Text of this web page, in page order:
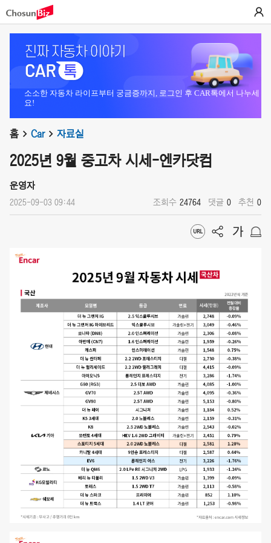
소소한 자동차 라이프부터 궁금증까지, 로그인 후 CAR톡에서 나누세
요!
홈 Car 자료실
2025년 9월 중고차 시세-엔카닷컴
운영자
2025-09-03 09:44 조회수 24764 댓글 0 추천 0